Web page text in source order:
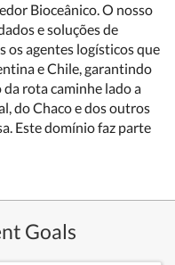
Bioceânico. O nosso
e soluções de
os agentes logísticos que
e Chile, garantindo
rota caminhe lado a
do Chaco e dos outros
Este domínio faz parte
Goals